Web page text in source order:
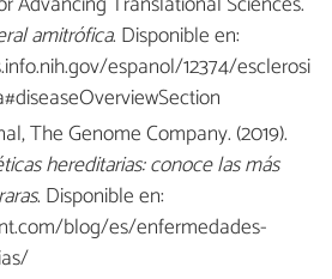
amitrófica. Disponible en:
espanol/12374/esclerosi
The Genome Company. (2019).
hereditarias: conoce las más
. Disponible en:
blog/es/enfermedades-